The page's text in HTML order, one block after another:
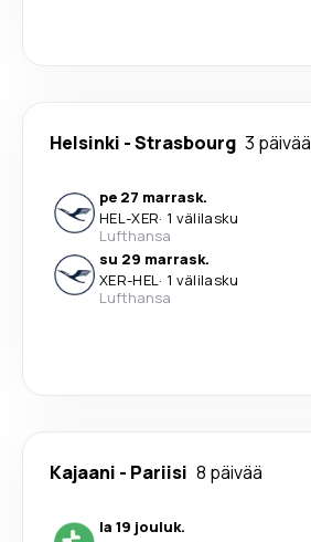
Helsinki -Strasbourg 3 päivää
pe 27 marrask.
HEL-XER· 1 välilasku
Lufthansa
su 29 marrask.
XER-HEL· 1 välilasku
Lufthansa
Kajaani - Pariisi 8 päivää
la 19 jouluk.